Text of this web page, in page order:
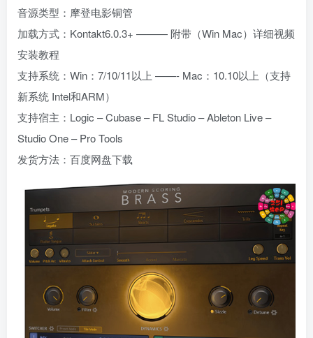
音源类型：摩登电影铜管
加载方式：Kontakt6.0.3+ ——— 附带（Win Mac）详细视频
安装教程
支持系统：Win：7/10/11以上 ——- Mac：10.10以上（支持
新系统 Intel和ARM）
支持宿主：Logic – Cubase – FL Studio – Ableton Live –
Studio One – Pro Tools
发货方法：百度网盘下载